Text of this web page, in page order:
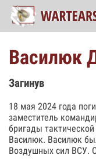
Василюк
Загинув
18 мая 2024 года
заместитель
бригады
Василюк. Василюк
Воздушных сил ВСУ.